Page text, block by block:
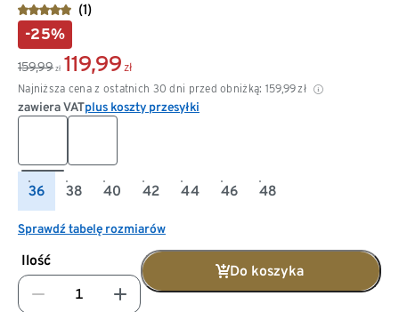
(1)
-25%
159,99 zł 119,99 zł
Najniższa cena z ostatnich 30 dni przed obniżką: 159,99zł
zawiera VATplus koszty przesyłki
36 38 40 42 44 46 48
Sprawdź tabelę rozmiarów
Ilość
Do koszyka